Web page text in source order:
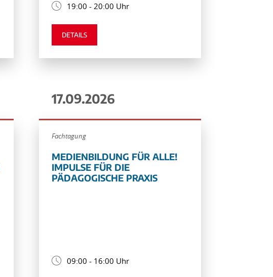
19:00 - 20:00 Uhr
DETAILS
17.09.2026
Fachtagung
MEDIENBILDUNG FÜR ALLE!
IMPULSE FÜR DIE
PÄDAGOGISCHE PRAXIS
09:00 - 16:00 Uhr